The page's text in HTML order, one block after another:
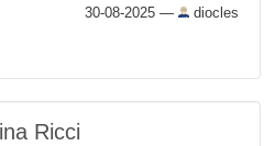
30-08-2025 — diocles
Ricci